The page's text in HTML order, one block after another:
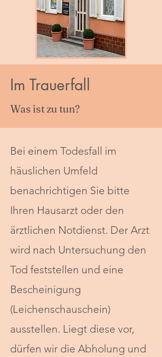
Im Trauerfall
Was ist zu tun?
Bei einem Todesfall im
häuslichen Umfeld
benachrichtigen Sie bitte
Ihren Hausarzt oder den
ärztlichen Notdienst. Der Arzt
wird nach Untersuchung den
Tod feststellen und eine
Bescheinigung
(Leichenschauschein)
ausstellen. Liegt diese vor,
dürfen wir die Abholung und